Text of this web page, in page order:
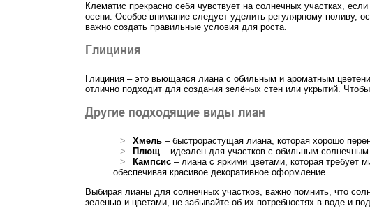
Клематис прекрасно себя чувствует на солнечных участках,
осени. Особое внимание следует уделить регулярному поливу,
важно создать правильные условия для роста.
Глициния
Глициния – это вьющаяся лиана с обильным и ароматным
отлично подходит для создания зелёных стен или укрытий.
Другие подходящие виды лиан
Хмель – быстрорастущая лиана, которая хорошо
Плющ – идеален для участков с обильным
Кампсис – лиана с яркими цветами, которая требует
обеспечивая красивое декоративное оформление.
Выбирая лианы для солнечных участков, важно помнить, что
зеленью и цветами, не забывайте об их потребностях в воде и